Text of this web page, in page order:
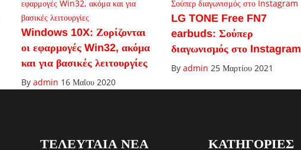
Windows 10X: Ζορίζονται
οι εφαρμογές Win32, ακόμα
και για βασικές λειτουργίες
Byadmin 16 Μαΐου 2020
LG TONE Free FN7
earbuds: Σούπερ
διαγωνισμός στο Instagram
By admin 25 Μαρτίου 2021
ΤΕΛΕΥΤΑΙΑ ΝΕΑ ΚΑΤΗΓΟΡΙΕΣ